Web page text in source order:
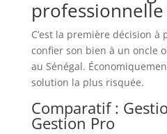
professionnelle
C’est la première décision
confier son bien à un oncle
au Sénégal.
solution la plus risquée.
Comparatif :
Gestion Pro